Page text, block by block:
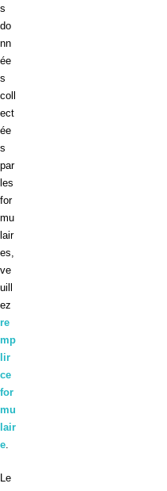
s
do
nn
ée
s
coll
ect
ée
s
par
les
for
mu
lair
es,
ve
uill
ez
re
mp
lir
ce
for
mu
lair
e.
Le